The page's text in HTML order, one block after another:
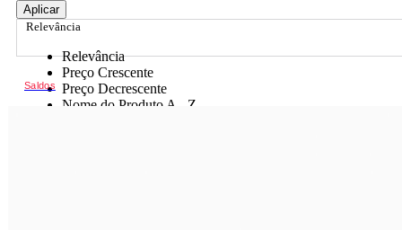
Aplicar
Relevância
Relevância
Preço Crescente
Preço Decrescente
Nome do Produto A - Z
Saldos